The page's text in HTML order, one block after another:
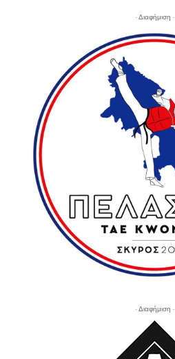
- Διαφήμιση -
- Διαφήμιση -